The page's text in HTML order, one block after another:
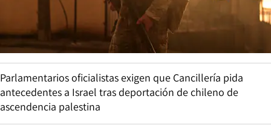
Parlamentarios oficialistas exigen que Cancillería pida
antecedentes a Israel tras deportación de chileno de
ascendencia palestina